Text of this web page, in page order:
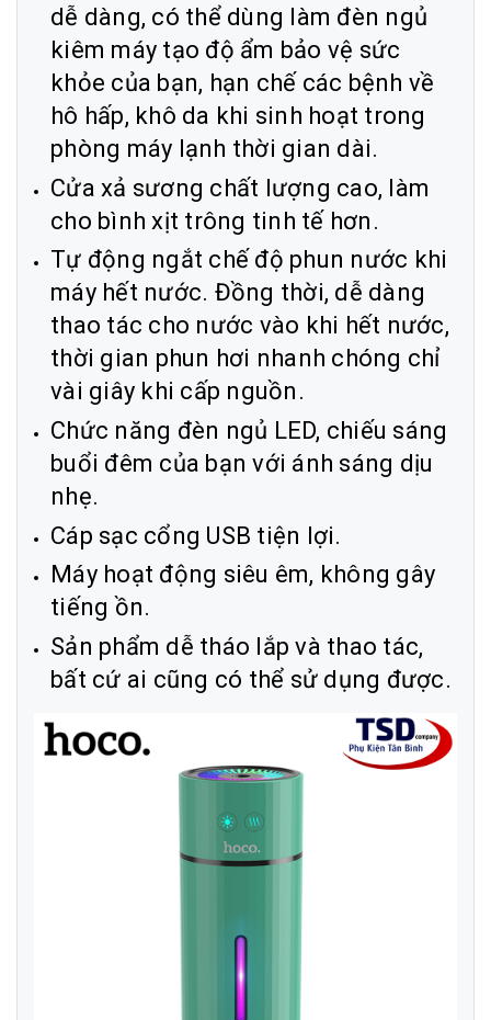
dễ dàng, có thể dùng làm đèn ngủ
kiêm máy tạo độ ẩm bảo vệ sức
khỏe của bạn, hạn chế các bệnh về
hô hấp, khô da khi sinh hoạt trong
phòng máy lạnh thời gian dài.
Cửa xả sương chất lượng cao, làm
cho bình xịt trông tinh tế hơn.
Tự động ngắt chế độ phun nước khi
máy hết nước. Đồng thời, dễ dàng
thao tác cho nước vào khi hết nước,
thời gian phun hơi nhanh chóng chỉ
vài giây khi cấp nguồn.
Chức năng đèn ngủ LED, chiếu sáng
buổi đêm của bạn với ánh sáng dịu
nhẹ.
Cáp sạc cổng USB tiện lợi.
Máy hoạt động siêu êm, không gây
tiếng ồn.
Sản phẩm dễ tháo lắp và thao tác,
bất cứ ai cũng có thể sử dụng được.